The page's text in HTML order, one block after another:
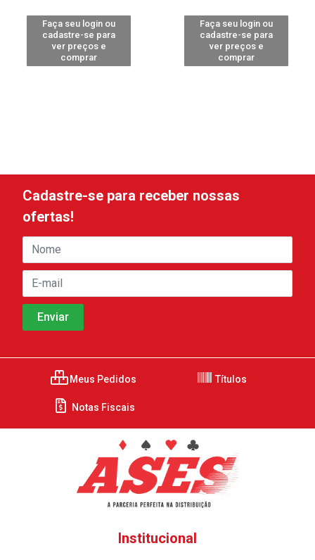
Faça seu login ou
cadastre-se para
ver preços e
comprar
Faça seu login ou
cadastre-se para
ver preços e
comprar
Cadastre-se para receber nossas
ofertas!
Meus Pedidos Títulos
Notas Fiscais
Institucional